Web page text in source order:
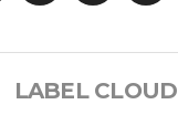
LABEL CLOUD